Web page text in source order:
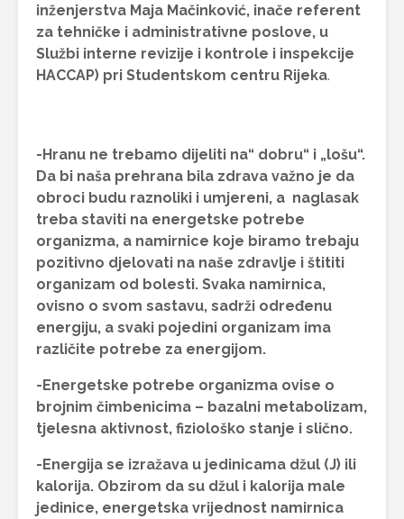
inženjerstva Maja Mačinković, inače referent
za tehničke i administrativne poslove, u
Službi interne revizije i kontrole i inspekcije
HACCAP) pri Studentskom centru Rijeka.
-Hranu ne trebamo dijeliti na“ dobru“ i „lošu“.
Da bi naša prehrana bila zdrava važno je da
obroci budu raznoliki i umjereni, a naglasak
treba staviti na energetske potrebe
organizma, a namirnice koje biramo trebaju
pozitivno djelovati na naše zdravlje i štititi
organizam od bolesti. Svaka namirnica,
ovisno o svom sastavu, sadrži određenu
energiju, a svaki pojedini organizam ima
različite potrebe za energijom.
-Energetske potrebe organizma ovise o
brojnim čimbenicima – bazalni metabolizam,
tjelesna aktivnost, fiziološko stanje i slično.
-Energija se izražava u jedinicama džul (J) ili
kalorija. Obzirom da su džul i kalorija male
jedinice, energetska vrijednost namirnica